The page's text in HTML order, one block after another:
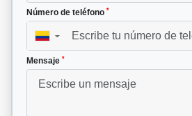
Número de teléfono *
▼
Mensaje *